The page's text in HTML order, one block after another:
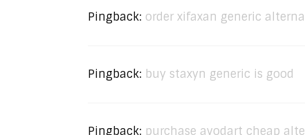
Pingback: order xifaxan generic
Pingback: buy staxyn generic is good
Pingback: purchase avodart cheap